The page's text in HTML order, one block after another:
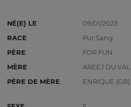
NÉ(E) LE
09/01/2023
RACE
Pur Sang
PÈRE
FOR FUN
MÈRE
AREEJ DU VAL
PÈRE DE MÈRE
ENRIQUE (GB)